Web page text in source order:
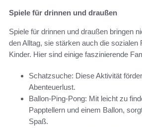
Spiele für drinnen und draußen
Spiele für drinnen und draußen bringen
den Alltag, sie stärken auch die sozialen
Kinder. Hier sind einige faszinierende
Schatzsuche: Diese Aktivität
Abenteuerlust.
Ballon-Ping-Pong: Mit leicht zu
Papptellern und einem Ballon,
Spaß.